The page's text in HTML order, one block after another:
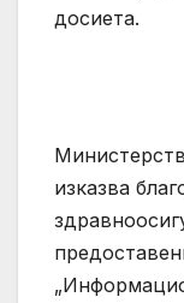
досиета.
изказва